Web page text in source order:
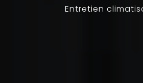
Entretien